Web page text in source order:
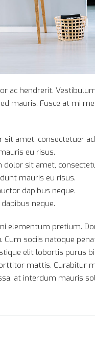
ac hendrerit.
mauris. Fusce at mi
amet, consectetuer
eu risus.
dolor sit amet,
mauris eu risus.
dapibus neque.
neque.
elementum pretium.
Cum sociis natoque
elit lobortis purus
mattis. Curabitur
at interdum mauris